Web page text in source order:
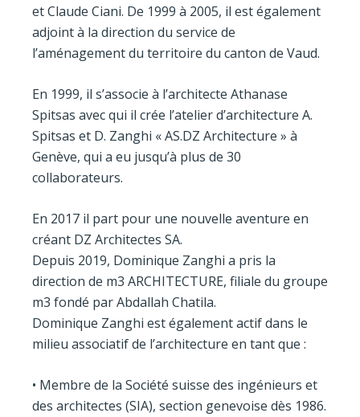
et Claude Ciani. De 1999 à 2005, il est également
adjoint à la direction du service de
l’aménagement du territoire du canton de Vaud.
En 1999, il s’associe à l’architecte Athanase
Spitsas avec qui il crée l’atelier d’architecture A.
Spitsas et D. Zanghi « AS.DZ Architecture » à
Genève, qui a eu jusqu’à plus de 30
collaborateurs.
En 2017 il part pour une nouvelle aventure en
créant DZ Architectes SA.
Depuis 2019, Dominique Zanghi a pris la
direction de m3 ARCHITECTURE, filiale du groupe
m3 fondé par Abdallah Chatila.
Dominique Zanghi est également actif dans le
milieu associatif de l’architecture en tant que :
• Membre de la Société suisse des ingénieurs et
des architectes (SIA), section genevoise dès 1986.